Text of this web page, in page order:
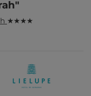
★ ★ ★ ★